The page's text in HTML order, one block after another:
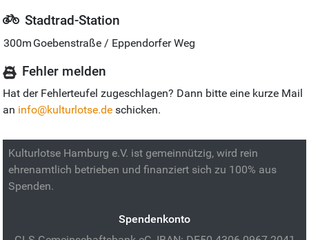
Stadtrad-Station
300m Goebenstraße / Eppendorfer Weg
Fehler melden
Hat der Fehlerteufel zugeschlagen? Dann bitte eine kurze Mail
an info@kulturlotse.de schicken.
Kulturlotse Hamburg e.V. ist gemeinnützig, wird rein
ehrenamtlich betrieben und finanziert sich zu 100% aus
Spenden.
Spendenkonto